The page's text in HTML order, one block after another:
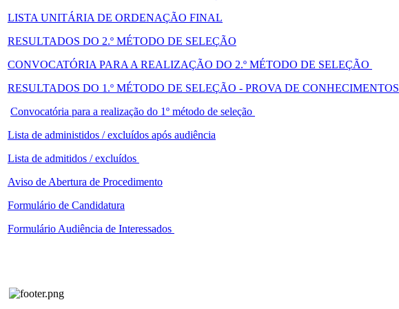
LISTA UNITÁRIA DE ORDENAÇÃO FINAL
RESULTADOS DO 2.º MÉTODO DE SELEÇÃO
CONVOCATÓRIA PARA A REALIZAÇÃO DO 2.º MÉTODO DE SELEÇÃO
RESULTADOS DO 1.º MÉTODO DE SELEÇÃO - PROVA DE CONHECIMENTOS
Convocatória para a realização do 1º método de seleção
Lista de administidos / excluídos após audiência
Lista de admitidos / excluídos
Aviso de Abertura de Procedimento
Formulário de Candidatura
Formulário Audiência de Interessados